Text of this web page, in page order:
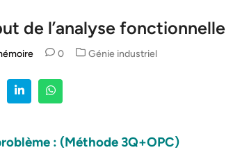
de l’analyse fonctionnelle
0
Posted
Génie industriel
: (Méthode 3Q+OPC)